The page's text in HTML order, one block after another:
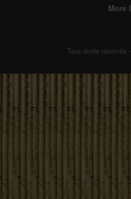
More
Tous droits réservés